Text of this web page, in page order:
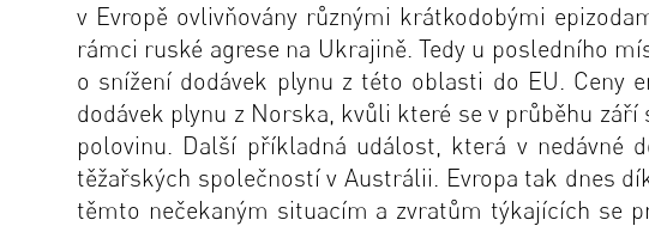
v Evropě ovlivňovány různými krátkodobými
rámci ruské agrese na Ukrajině. Tedy u posledního
o snížení dodávek plynu z této oblasti do EU. Ceny
dodávek plynu z Norska, kvůli které se v průběhu
polovinu. Další příkladná událost, která v nedávné
těžařských společností v Austrálii. Evropa tak dnes
těmto nečekaným situacím a zvratům týkajících se